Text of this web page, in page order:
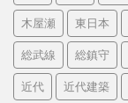
木屋瀬 東日本
総武線 総鎮守
近代 近代建築